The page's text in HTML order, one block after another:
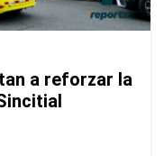
a reforzar la